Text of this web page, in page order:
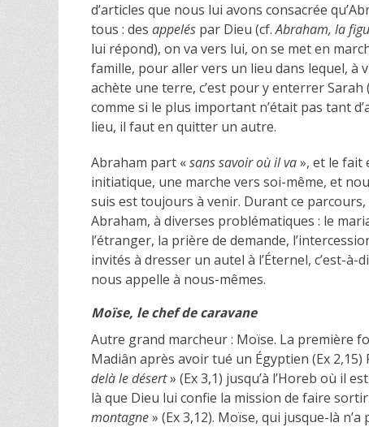
d’articles que nous lui avons consacrée
tous : des appelés par Dieu (cf.Abraham, la
lui répond), on va vers lui, on se met en
famille, pour aller vers un lieu dans lequel, à
achète une terre, c’est pour y enterrer Sarah
comme si le plus important n’était pas tant
lieu, il faut en quitter un autre.
Abraham part «sans savoir où il va», et le fait
initiatique, une marche vers soi-même, et
suis est toujours à venir. Durant ce
Abraham, à diverses problématiques : le
l’étranger, la prière de demande,
invités à dresser un autel à l’Éternel, c’est-
nous appelle à nous-mêmes.
Moïse, le chef de caravane
Autre grand marcheur : Moïse. La première
Madiân après avoir tué un Égyptien (Ex
delà le désert» (Ex 3,1) jusqu’à l’Horeb où il
là que Dieu lui confie la mission de faire
montagne» (Ex 3,12). Moïse, qui jusque-là